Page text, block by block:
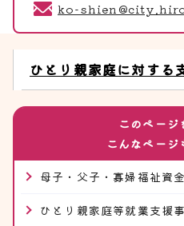
ko-
ひとり親家庭に対する
このページ
こんなページ
母子・父子・寡婦福祉資
ひとり親家庭等就業支援